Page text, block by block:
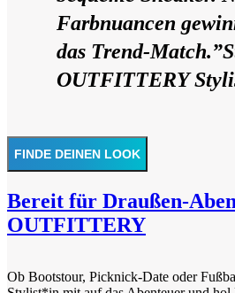
Farbnuancen
das Trend-Match.”
OUTFITTERY
FINDE DEINEN LOOK
Bereit für Draußen-
OUTFITTERY
Ob Bootstour, Picknick-Date oder